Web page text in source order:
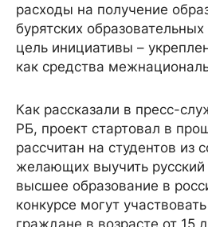
расходы на получение
бурятских
цель инициативы –
как средства
Как рассказали в пресс-
РБ, проект стартовал в
рассчитан на студентов из
желающих выучить русский
высшее образование в
конкурсе могут